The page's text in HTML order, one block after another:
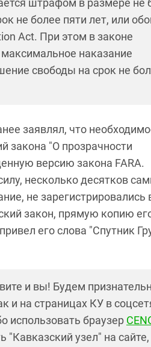
штрафом в размере не
не более пяти лет, или
Act. При этом в законе
наказание
свободы на срок не
заявлял, что
закона "О прозрачности
версию закона FARA.
несколько десятков
не зарегистрировались
закон, прямую копию
его слова "Спутник
и вы! Будем
и на страницах КУ в
использовать браузер
узел" на